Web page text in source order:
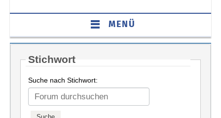
MENÜ
Stichwort
Suche nach Stichwort: